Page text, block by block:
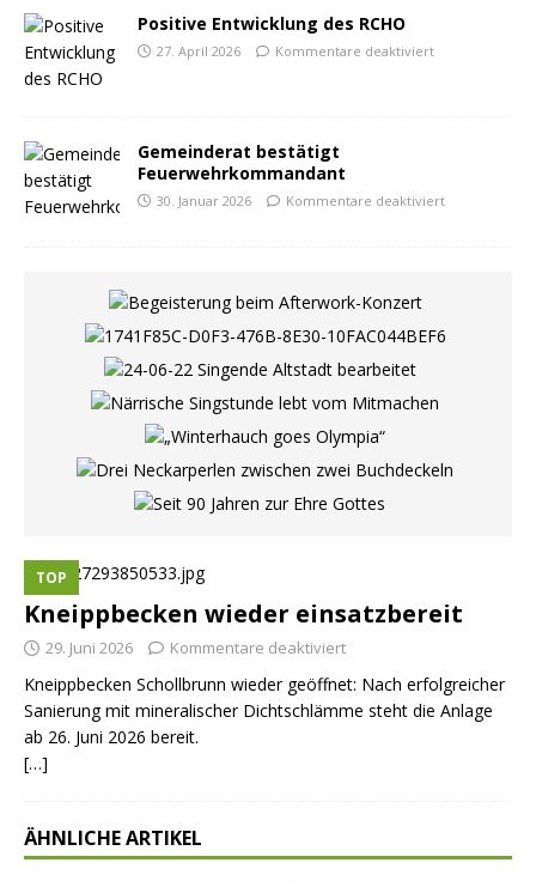
Positive Entwicklung des RCHO
27. April 2026 Kommentare deaktiviert
Gemeinderat bestätigt
Feuerwehrkommandant
30. Januar 2026 Kommentare deaktiviert
TOP
Kneippbecken wieder einsatzbereit
29. Juni 2026 Kommentare deaktiviert
Kneippbecken Schollbrunn wieder geöffnet: Nach erfolgreicher
Sanierung mit mineralischer Dichtschlämme steht die Anlage
ab 26. Juni 2026 bereit.
[…]
ÄHNLICHE ARTIKEL